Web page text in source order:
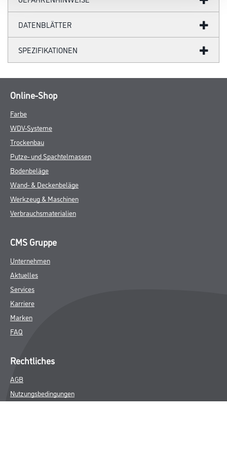
DATENBLÄTTER
SPEZIFIKATIONEN
Online-Shop
Farbe
WDV-Systeme
Trockenbau
Putze- und Spachtelmassen
Bodenbeläge
Wand- & Deckenbeläge
Werkzeug & Maschinen
Verbrauchsmaterialien
CMS Gruppe
Unternehmen
Aktuelles
Services
Karriere
Marken
FAQ
Rechtliches
AGB
Nutzungsbedingungen